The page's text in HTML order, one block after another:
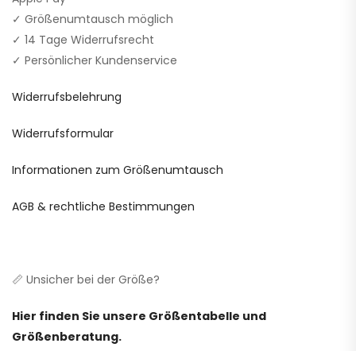
✓ Größenumtausch möglich
✓ 14 Tage Widerrufsrecht
✓ Persönlicher Kundenservice
Widerrufsbelehrung
Widerrufsformular
Informationen zum Größenumtausch
AGB & rechtliche Bestimmungen
📏 Unsicher bei der Größe?
Hier finden Sie unsere Größentabelle und
Größenberatung.